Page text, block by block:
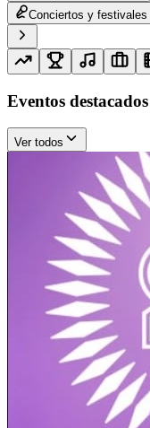
Conciertos y festivales
Eventos destacados
Ver todos